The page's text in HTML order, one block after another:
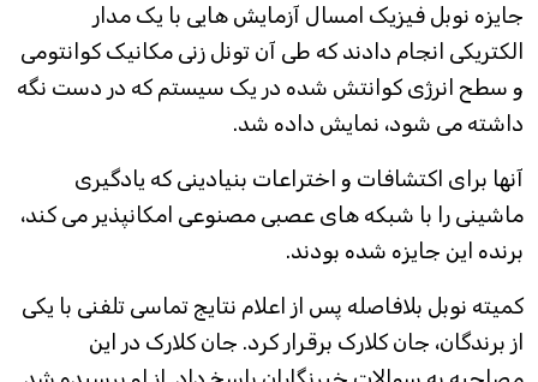
جایزه نوبل فیزیک امسال آزمایش هایی با یک مدار
الکتریکی انجام دادند که طی آن تونل زنی مکانیک کوانتومی
و سطح انرژی کوانتش شده در یک سیستم که در دست نگه
داشته می شود، نمایش داده شد.
آنها برای اکتشافات و اختراعات بنیادینی که یادگیری
ماشینی را با شبکه های عصبی مصنوعی امکانپذیر می کند،
برنده این جایزه شده بودند.
کمیته نوبل بلافاصله پس از اعلام نتایج تماسی تلفنی با یکی
از برندگان، جان کلارک برقرار کرد. جان کلارک در این